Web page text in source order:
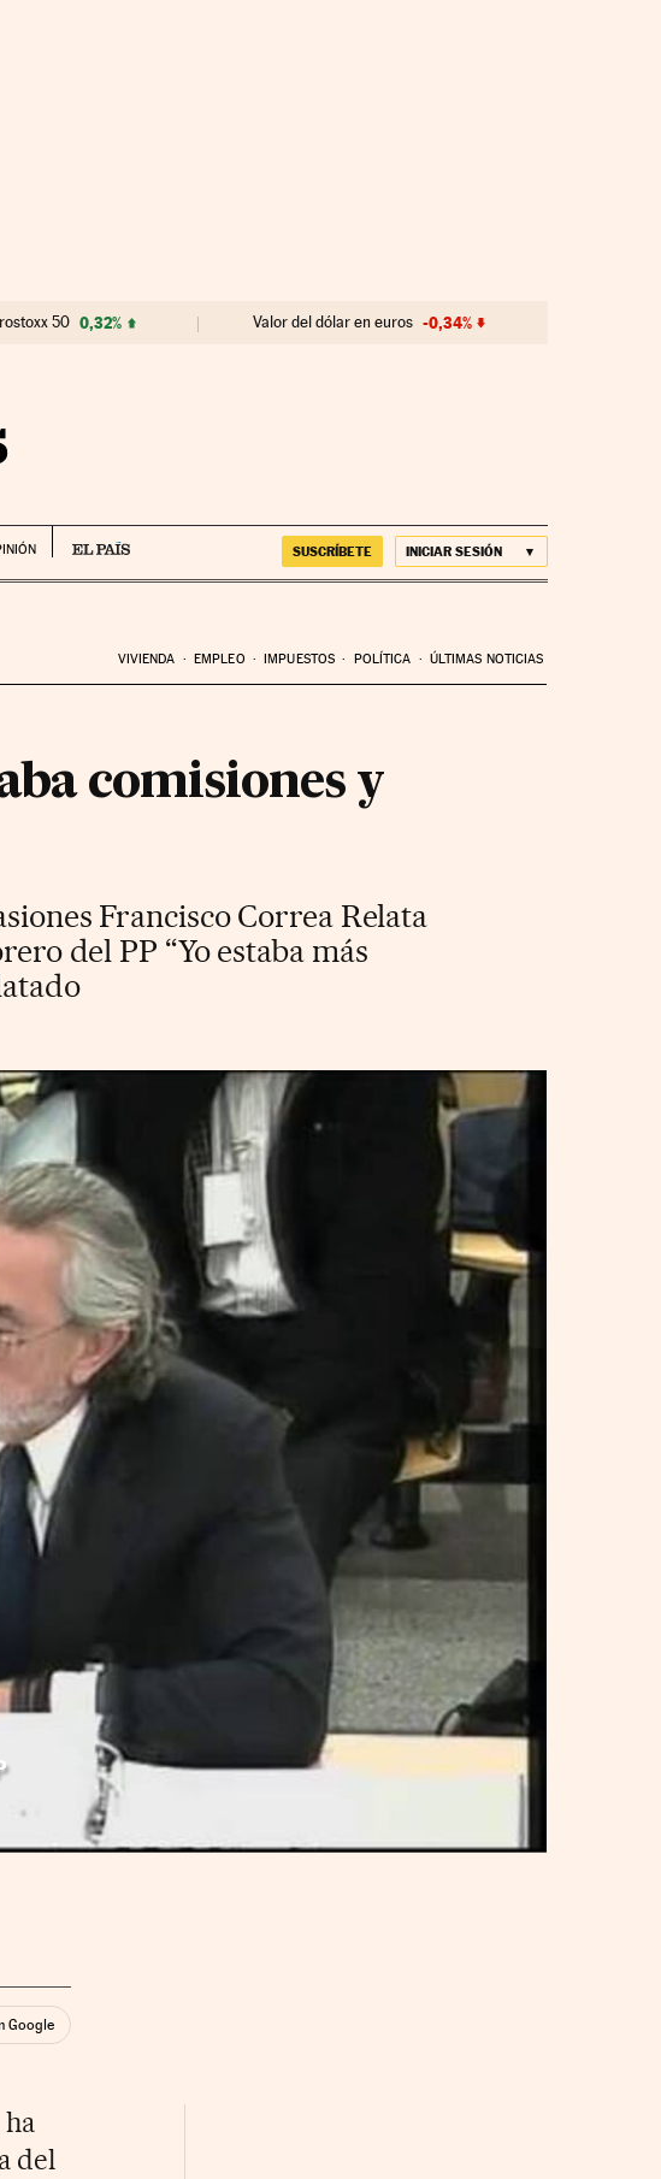
50 0,32% Valor del dólar en euros -0,34%
SUSCRÍBETE INICIAR SESIÓN
VIVIENDA EMPLEO IMPUESTOS POLÍTICA ÚLTIMAS NOTICIAS
comisiones y
Francisco Correa Relata
del PP “Yo estaba más
Google
ha
del